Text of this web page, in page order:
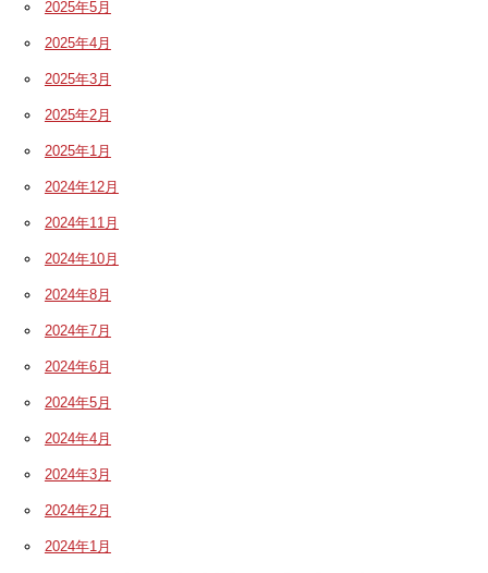
2025年5月
2025年4月
2025年3月
2025年2月
2025年1月
2024年12月
2024年11月
2024年10月
2024年8月
2024年7月
2024年6月
2024年5月
2024年4月
2024年3月
2024年2月
2024年1月